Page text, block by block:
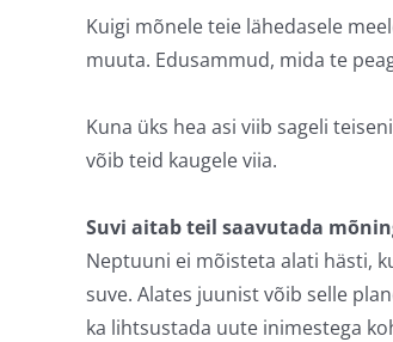
Kuigi mõnele teie lähedasele
muuta. Edusammud, mida te
Kuna üks hea asi viib sageli
võib teid kaugele viia.
Suvi aitab teil saavutada
Neptuuni ei mõisteta alati hästi,
suve. Alates juunist võib selle
ka lihtsustada uute inimestega